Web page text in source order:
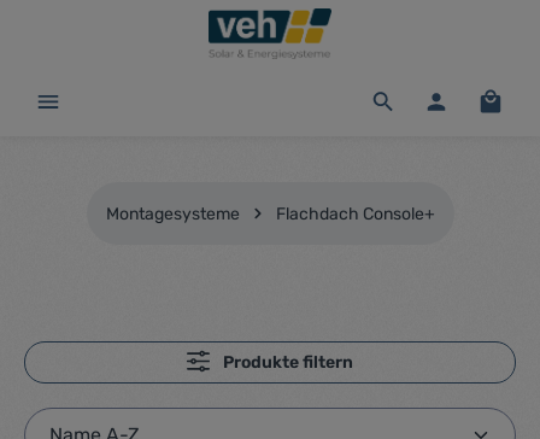
Montagesysteme Flachdach Console+
Produkte filtern